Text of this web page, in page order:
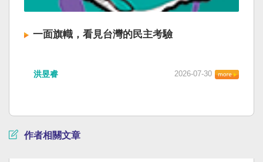
一面旗幟，看見台灣的民主考驗
洪昱睿 2026-07-30
作者相關文章